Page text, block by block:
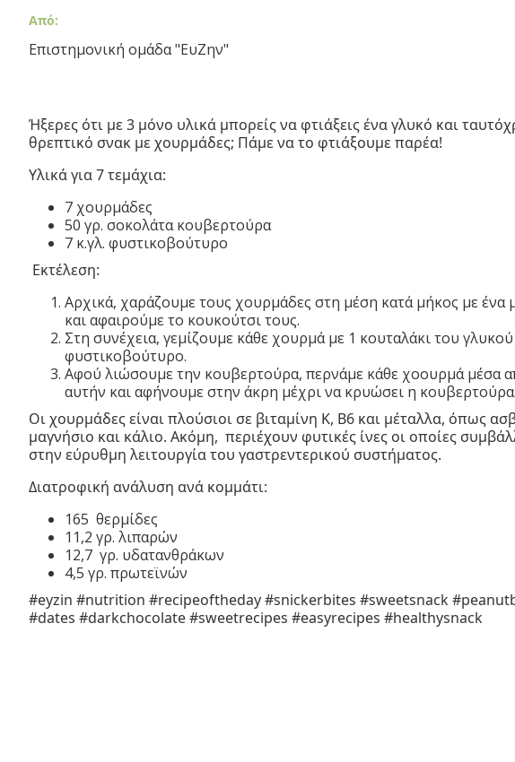
Από:
Επιστημονική ομάδα "ΕυΖην"
Ήξερες ότι με 3 μόνο υλικά μπορείς να φτιάξεις ένα γλυκό και
θρεπτικό σνακ με χουρμάδες; Πάμε να το φτιάξουμε παρέα!
Υλικά για 7 τεμάχια:
7 χουρμάδες
50 γρ. σοκολάτα κουβερτούρα
7 κ.γλ. φυστικοβούτυρο
Εκτέλεση:
Αρχικά, χαράζουμε τους χουρμάδες στη μέση κατά μήκος με ένα
και αφαιρούμε το κουκούτσι τους.
Στη συνέχεια, γεμίζουμε κάθε χουρμά με 1 κουταλάκι του γλυκού
φυστικοβούτυρο.
Αφού λιώσουμε την κουβερτούρα, περνάμε κάθε χοουρμά μέσα
αυτήν και αφήνουμε στην άκρη μέχρι να κρυώσει η κουβερτούρα.
Οι χουρμάδες είναι πλούσιοι σε βιταμίνη Κ, Β6 και μέταλλα, όπως
μαγνήσιο και κάλιο. Ακόμη, περιέχουν φυτικές ίνες οι οποίες
στην εύρυθμη λειτουργία του γαστρεντερικού συστήματος.
Διατροφική ανάλυση ανά κομμάτι:
165 θερμίδες
11,2 γρ. λιπαρών
12,7 γρ. υδατανθράκων
4,5 γρ. πρωτεϊνών
#eyzin #nutrition #recipeoftheday #snickerbites #sweetsnack
#dates #darkchocolate #sweetrecipes #easyrecipes #healthysnack